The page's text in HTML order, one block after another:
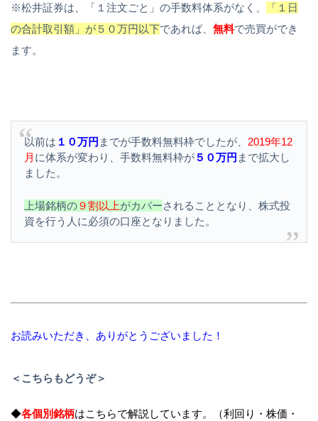
※松井証券は、「１注文ごと」の手数料体系がなく、
「１日
の合計取引額」が５０万円以下であれば、 無料で売買ができ
ます。
以前は １０万円 までが手数料無料枠でしたが、 2019年12
月 に体系が変わり、手数料無料枠が５０万円 まで拡大し
ました。
上場銘柄の９割以上がカバーされることとなり、株式投
資を行う人に必須の口座となりました。
お読みいただき、ありがとうございました！
＜こちらもどうぞ＞
◆各個別銘柄はこちらで解説しています。（利回り・株価・